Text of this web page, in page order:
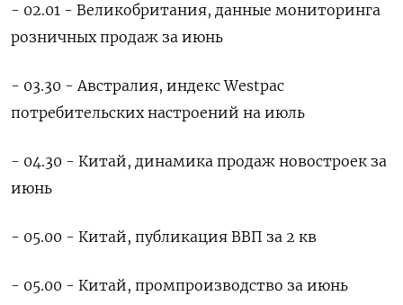
- 02.01 - Великобритания, данные мониторинга
розничных продаж за июнь
- 03.30 - Австралия, индекс Westpac
потребительских настроений на июль
- 04.30 - Китай, динамика продаж новостроек за
июнь
- 05.00 - Китай, публикация ВВП за 2 кв
- 05.00 - Китай, промпроизводство за июнь